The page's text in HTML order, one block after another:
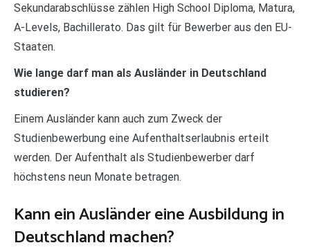
Sekundarabschlüsse zählen High School Diploma, Matura,
A-Levels, Bachillerato. Das gilt für Bewerber aus den EU-
Staaten.
Wie lange darf man als Ausländer in Deutschland
studieren?
Einem Ausländer kann auch zum Zweck der
Studienbewerbung eine Aufenthaltserlaubnis erteilt
werden. Der Aufenthalt als Studienbewerber darf
höchstens neun Monate betragen.
Kann ein Ausländer eine Ausbildung in
Deutschland machen?